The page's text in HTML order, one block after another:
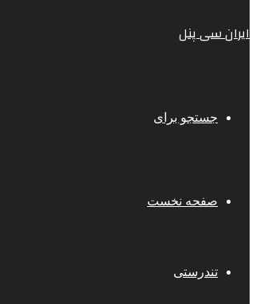
ایران سی پنل
جستجو برای
صفحه نخست
تندرستی